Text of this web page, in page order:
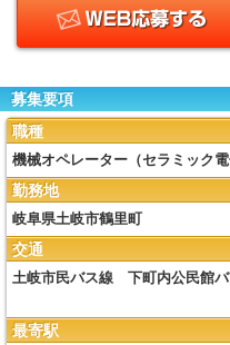
募集要項
職種
機械オペレーター（セラミック
勤務地
岐阜県土岐市鶴里町
交通
土岐市民バス線 下町内公民館バ
最寄駅